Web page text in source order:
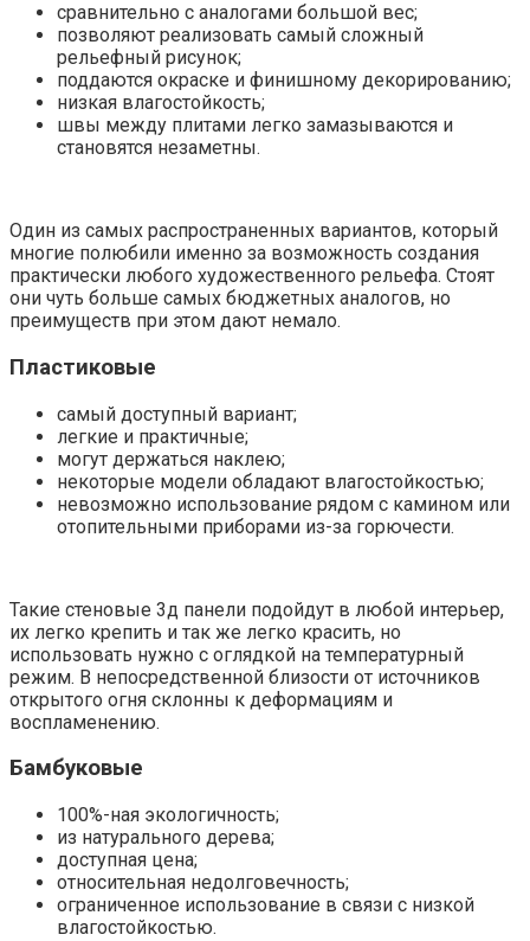
сравнительно с аналогами большой вес;
позволяют реализовать самый сложный
рельефный рисунок;
поддаются окраске и финишному декорированию;
низкая влагостойкость;
швы между плитами легко замазываются и
становятся незаметны.
Один из самых распространенных вариантов, который
многие полюбили именно за возможность создания
практически любого художественного рельефа. Стоят
они чуть больше самых бюджетных аналогов, но
преимуществ при этом дают немало.
Пластиковые
самый доступный вариант;
легкие и практичные;
могут держаться наклею;
некоторые модели обладают влагостойкостью;
невозможно использование рядом с камином или
отопительными приборами из-за горючести.
Такие стеновые 3д панели подойдут в любой интерьер,
их легко крепить и так же легко красить, но
использовать нужно с оглядкой на температурный
режим. В непосредственной близости от источников
открытого огня склонны к деформациям и
воспламенению.
Бамбуковые
100%-ная экологичность;
из натурального дерева;
доступная цена;
относительная недолговечность;
ограниченное использование в связи с низкой
влагостойкостью.